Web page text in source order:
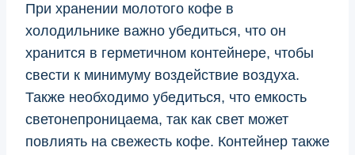
При хранении молотого кофе в
холодильнике важно убедиться, что он
хранится в герметичном контейнере, чтобы
свести к минимуму воздействие воздуха.
Также необходимо убедиться, что емкость
светонепроницаема, так как свет может
повлиять на свежесть кофе. Контейнер также